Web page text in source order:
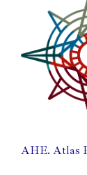
AHE. Atlas